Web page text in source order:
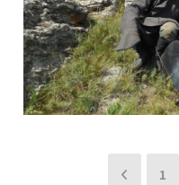
12月 1, 2017
1